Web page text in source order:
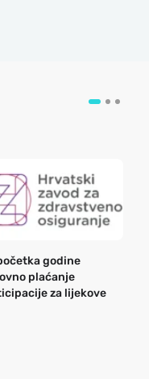
godine
plaćanje
za lijekove